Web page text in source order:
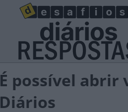
É possível abrir
Diários